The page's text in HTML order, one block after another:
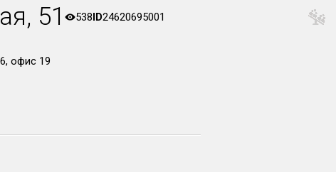
51 538ID24620695001
офис 19